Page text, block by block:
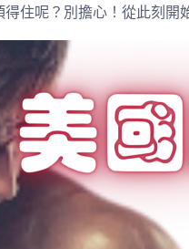
住呢？別擔心！從此刻開